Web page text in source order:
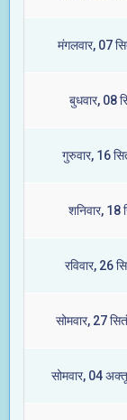
मंगलवार, 07
बुधवार, 08
गुरुवार, 16
शनिवार,
रविवार, 26
सोमवार, 27
सोमवार, 04